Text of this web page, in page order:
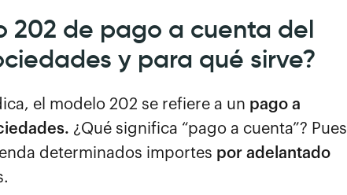
202 de pago a cuenta del
y para qué sirve?
el modelo 202 se refiere a un pago a
¿Qué significa “pago a cuenta”? Pues
determinados importes por adelantado